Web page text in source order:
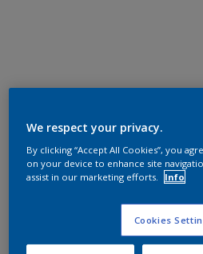
We respect your privacy.
By clicking “Accept All Cookies”, you
on your device to enhance site
assist in our marketing efforts.
Info
Cookies